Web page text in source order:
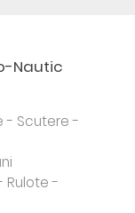
Nautic
- Scutere -
Rulote -